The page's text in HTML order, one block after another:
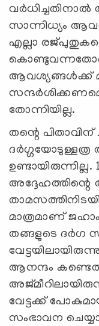
സാന്നിധ്യം
എല്ലാ
ആവശ്യങ്ങൾക്ക്
തോന്നിയില്ല.
തന്റെ പിതാവിന്
അദ്ദേഹത്തിന്റെ
മാത്രമാണ്
തങ്ങളുടെ ദർഗ
ആനന്ദം
വേട്ടക്ക്
സംഭാവന